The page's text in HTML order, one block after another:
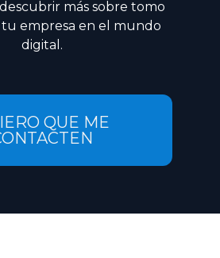
más sobre tomo
empresa en el mundo
digital.
QUE ME